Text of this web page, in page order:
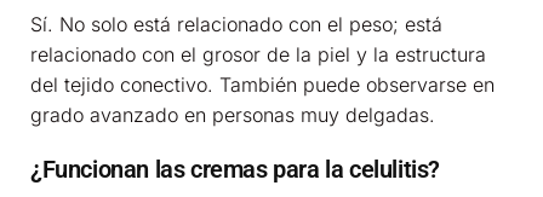
Sí. No solo está relacionado con el peso; está
relacionado con el grosor de la piel y la estructura
del tejido conectivo. También puede observarse en
grado avanzado en personas muy delgadas.
¿Funcionan las cremas para la celulitis?